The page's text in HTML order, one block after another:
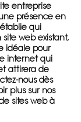
entreprise
présence en
qui
web existant,
idéale pour
internet qui
attirera de
nous dès
plus sur nos
sites web à